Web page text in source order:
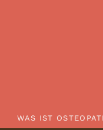
WAS IST